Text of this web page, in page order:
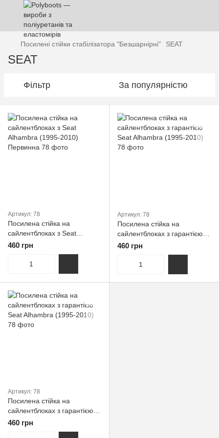
Посилені стійки стабілізатора "Безшарнірні" SEAT
SEAT
Фільтр За популярністю
Артикул: 78
Посилена стійка на
сайлентблоках з Seat
Alhambra (1995-2010)
460 грн
Артикул: 78
Посилена стійка на
сайлентблоках з гарантією
Seat Alhambra (1995-2010)
460 грн
Артикул: 78
Посилена стійка на
сайлентблоках з гарантією
Seat Alhambra (1995-2010)
460 грн